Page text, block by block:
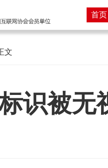
首页
文
识被无